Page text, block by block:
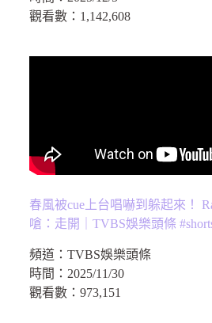
觀看數： 1,142,608
春風被cue上台唱嚇到躲起來！
嗆：走開｜TVBS娛樂頭條
頻道： TVBS娛樂頭條
時間： 2025/11/30
觀看數： 973,151